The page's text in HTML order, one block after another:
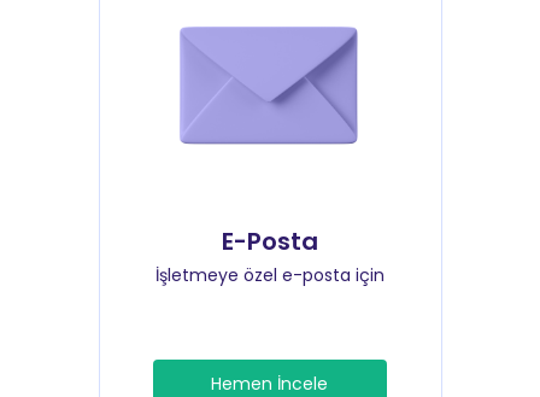
E-Posta
İşletmeye özel e-posta için
Hemen İncele